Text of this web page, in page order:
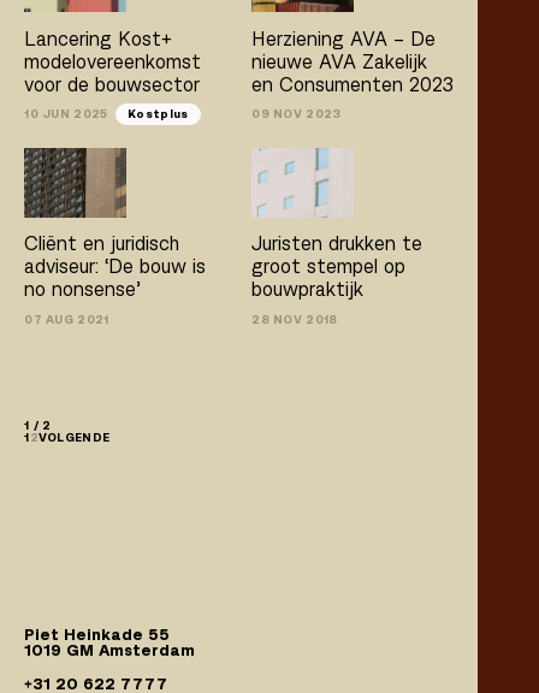
Lancering Kost+
modelovereenkomst
voor de bouwsector
10 JUN 2025 Kostplus
Herziening AVA – De
nieuwe AVA Zakelijk
en Consumenten 2023
09 NOV 2023
Cliënt en juridisch
adviseur: ‘De bouw is
no­ nonsense’
07 AUG 2021
Juristen drukken te
groot stempel op
bouwpraktijk
28 NOV 2018
1 / 2
12VOLGENDE
Piet Heinkade 55
1019 GM Amsterdam
+31 20 622 7777